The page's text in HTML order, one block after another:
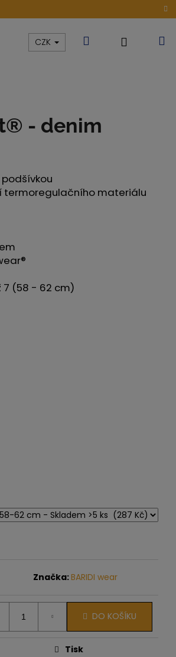
Kolekce Akce
CZK Hledat
- denim
termoregulačního materiálu
7 (58 - 62 cm)
Značka:BARIDI wear
DO KOŠÍKU
Tisk